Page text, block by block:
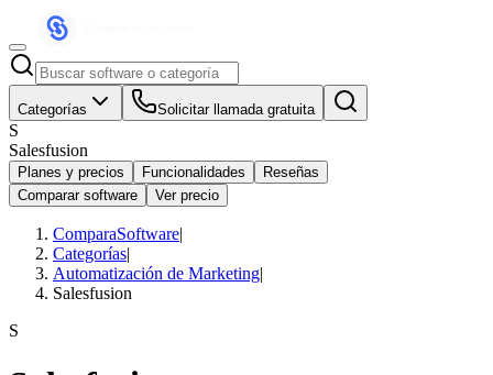
Categorías Solicitar llamada gratuita
S
Salesfusion
Planes y precios Funcionalidades
Reseñas
Comparar software
Ver precio
ComparaSoftware|
Categorías|
Automatización de Marketing|
Salesfusion
S